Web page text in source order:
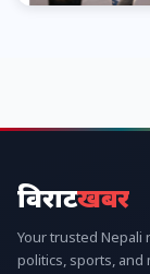
विराटखबर
Your trusted
politics, sports, and